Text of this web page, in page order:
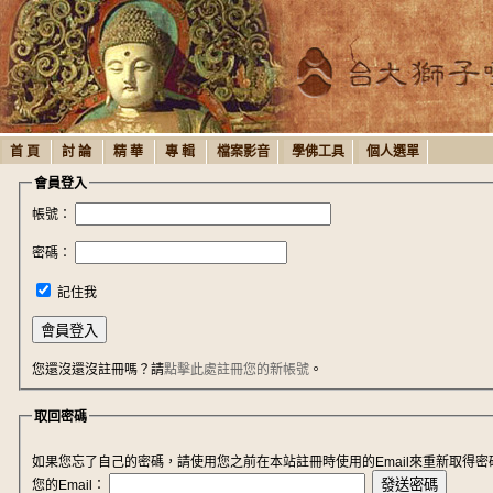
首 頁 討 論 精 華 專 輯 檔案影音 學佛工具 個人選單
會員登入
帳號：
密碼：
記住我
您還沒還沒註冊嗎？請點擊此處註冊您的新帳號 。
取回密碼
如果您忘了自己的密碼，請使用您之前在本站註冊時使用的Email來重新取得密
您的Email：